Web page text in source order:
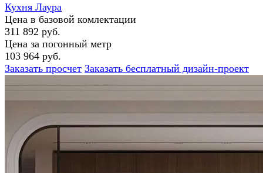
Кухня Лаура
Цена в базовой комлектации
311 892 руб.
Цена за погонный метр
103 964 руб.
Заказать просчет Заказать бесплатный дизайн-проект